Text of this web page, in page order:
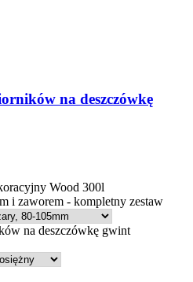
na deszczówkę
Wood 300l
i zaworem - kompletny zestaw
na deszczówkę gwint